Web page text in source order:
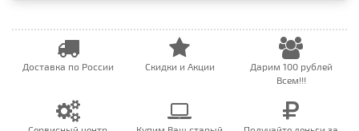
Доставка по России Скидки и Акции
Дарим 100 рублей
Всем!!!